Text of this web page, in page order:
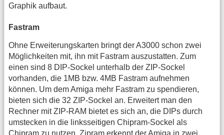
Graphik aufbaut.
Fastram
Ohne Erweiterungskarten bringt der A3000 schon zwei
Möglichkeiten mit, ihn mit Fastram auszustatten. Zum
einen sind 8 DIP-Sockel unterhalb der ZIP-Sockel
vorhanden, die 1MB bzw. 4MB Fastram aufnehmen
können. Um dem Amiga mehr Fastram zu spendieren,
bieten sich die 32 ZIP-Sockel an. Erweitert man den
Rechner mit ZIP-RAM bietet es sich an, die DIPs durch
umstecken in die linksseitigen Chipram-Sockel als